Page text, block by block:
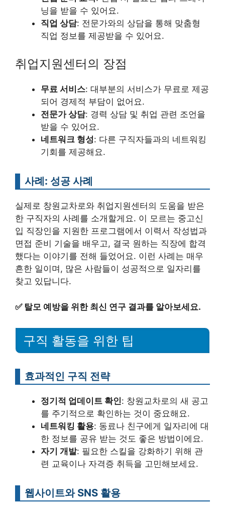
닝을 받을 수 있어요.
직업 상담: 전문가와의 상담을 통해 맞춤형
직업 정보를 제공받을 수 있어요.
취업지원센터의 장점
무료 서비스: 대부분의 서비스가 무료로 제공
되어 경제적 부담이 없어요.
전문가 상담: 경력 상담 및 취업 관련 조언을
받을 수 있어요.
네트워크 형성: 다른 구직자들과의 네트워킹
기회를 제공해요.
사례: 성공 사례
실제로 창원교차로와 취업지원센터의 도움을 받은
한 구직자의 사례를 소개할게요. 이 모르는 중고신
입 직장인을 지원한 프로그램에서 이력서 작성법과
면접 준비 기술을 배우고, 결국 원하는 직장에 합격
했다는 이야기를 전해 들었어요. 이런 사례는 매우
흔한 일이며, 많은 사람들이 성공적으로 일자리를
찾고 있답니다.
✅ 탈모 예방을 위한 최신 연구 결과를 알아보세요.
구직 활동을 위한 팁
효과적인 구직 전략
정기적 업데이트 확인: 창원교차로의 새 공고
를 주기적으로 확인하는 것이 중요해요.
네트워킹 활용: 동료나 친구에게 일자리에 대
한 정보를 공유 받는 것도 좋은 방법이에요.
자기 개발: 필요한 스킬을 강화하기 위해 관
련 교육이나 자격증 취득을 고민해보세요.
웹사이트와 SNS 활용